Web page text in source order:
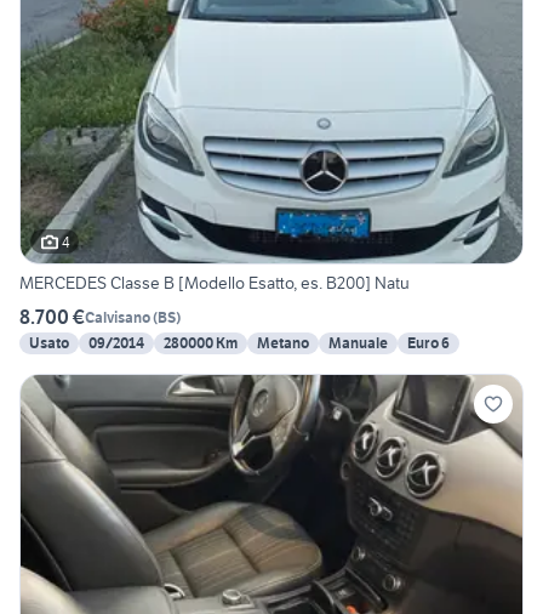
4
MERCEDES Classe B [Modello Esatto, es. B200] Natu
8.700 €Calvisano(BS)
Usato
09/2014 280000 Km Metano Manuale Euro 6